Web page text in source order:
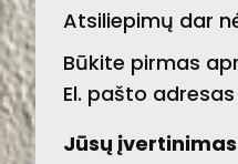
Atsiliepimų dar
Būkite pirmas
El. pašto
Jūsų įvertinimas